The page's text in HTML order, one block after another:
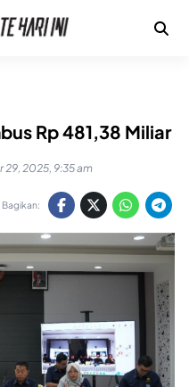
Rp 481,38 Miliar
2025, 9:35 am
Bagikan: